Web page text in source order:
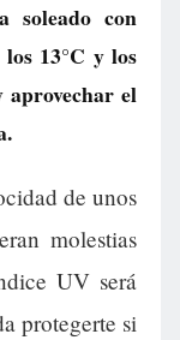
soleado con
13°C y los
el
de unos
molestias
UV será
protegerte si